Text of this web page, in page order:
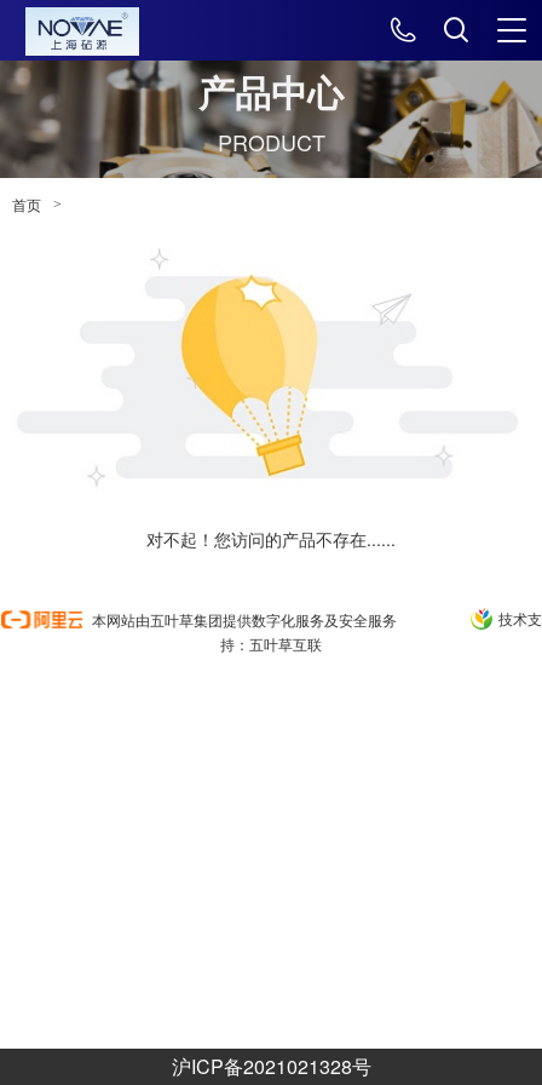
产品中心
PRODUCT
首页 >
对不起！您访问的产品不存在......
沪ICP备2021021328号
本网站由五叶草集团提供数字化服务及安全服务
技术支
持：五叶草互联